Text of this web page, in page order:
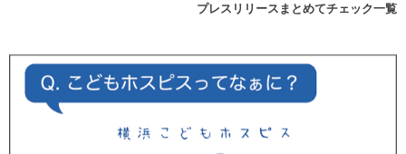
プレスリリースまとめてチェック一覧